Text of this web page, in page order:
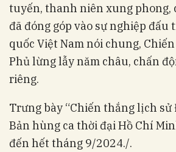
tuyến, thanh niên xung phong,
đã đóng góp vào sự nghiệp đấu
quốc Việt Nam nói chung,
Phủ lừng lẫy năm châu, chấn
riêng.
Trưng bày “Chiến thắng lịch sử
Bản hùng ca thời đại Hồ Chí
đến hết tháng 9/2024./.